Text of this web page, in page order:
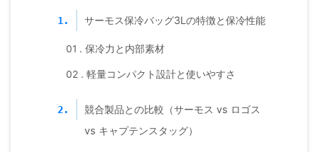
1. サーモス保冷バッグ3Lの特徴と保冷性能
01 . 保冷力と内部素材
02 . 軽量コンパクト設計と使いやすさ
2.
競合製品との比較（サーモス vs ロゴス
vs キャプテンスタッグ）